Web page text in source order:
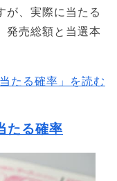
が、実際に当たる
発売総額と当選本
たる確率」を読む
たる確率